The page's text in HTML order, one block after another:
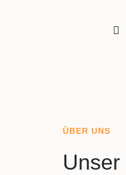
ÜBER UNS